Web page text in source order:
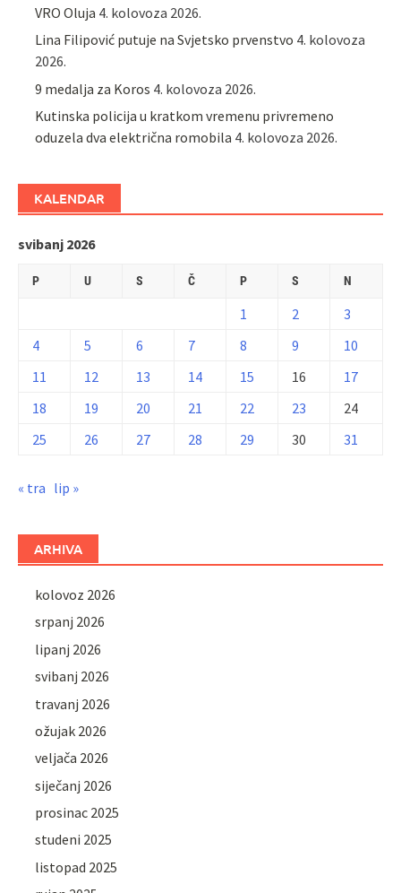
VRO Oluja 4. kolovoza 2026.
Lina Filipović putuje na Svjetsko prvenstvo 4. kolovoza
2026.
9 medalja za Koros 4. kolovoza 2026.
Kutinska policija u kratkom vremenu privremeno
oduzela dva električna romobila 4. kolovoza 2026.
KALENDAR
svibanj 2026
P U S Č P S N
1 2
3
4
5 6 7 8 9
10
11
12 13 14 15 16
17
18
19 20 21 22 23
24
25
26 27 28 29 30 31
« tra lip »
ARHIVA
kolovoz 2026
srpanj 2026
lipanj 2026
svibanj 2026
travanj 2026
ožujak 2026
veljača 2026
siječanj 2026
prosinac 2025
studeni 2025
listopad 2025